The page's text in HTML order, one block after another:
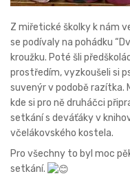
Z miřetické školky k nám
se podívaly na pohádku
kroužku. Poté šli
prostředím, vyzkoušeli si
suvenýr v podobě razítka.
kde si pro ně druháčci
setkání s deváťáky v
včelákovského kostela.
Pro všechny to byl moc
setkání.